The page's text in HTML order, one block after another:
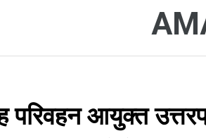
परिवहन आयुक्त